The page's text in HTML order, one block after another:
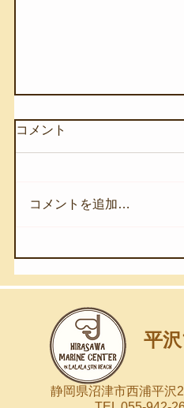
コメント
コメントを追加…
平
静岡県沼津市西浦平沢